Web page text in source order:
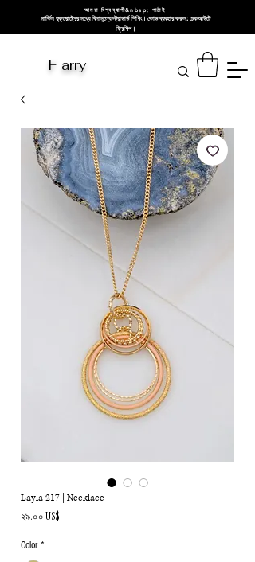
আমরা বিশ্বব্যাপী&nbsp; পাঠাই
মার্কিন যুক্তরাষ্ট্রের মধ্যে বিনামূল্যে স্ট্যান্ডার্ড শিপিং। কোড ব্যবহার করুন: চেকআউটে
ফ্রিশিপ।
F arry
Layla 217 | Necklace
২৯.০০ US$
Color *